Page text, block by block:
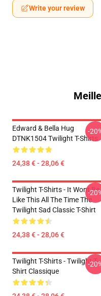
Write your review
Edward & Bella Hug
DTNK1504 Twilight T-Shirts
24,38 € - 28,06 €
-
Twilight T-Shirts - It Wont Be
Like This All The Time The
Twilight Sad Classic T-Shirt
24,38 € - 28,06 €
-
Twilight T-Shirts - Twilight T-
Shirt Classique
-